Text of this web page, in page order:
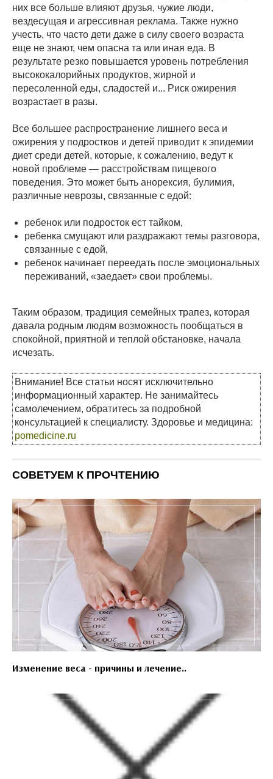
них все больше влияют друзья, чужие люди,
вездесущая и агрессивная реклама. Также нужно
учесть, что часто дети даже в силу своего возраста
еще не знают, чем опасна та или иная еда. В
результате резко повышается уровень потребления
высококалорийных продуктов, жирной и
пересоленной еды, сладостей и... Риск ожирения
возрастает в разы.
Все большее распространение лишнего веса и
ожирения у подростков и детей приводит к эпидемии
диет среди детей, которые, к сожалению, ведут к
новой проблеме — расстройствам пищевого
поведения. Это может быть анорексия, булимия,
различные неврозы, связанные с едой:
ребенок или подросток ест тайком,
ребенка смущают или раздражают темы разговора,
связанные с едой,
ребенок начинает переедать после эмоциональных
переживаний, «заедает» свои проблемы.
Таким образом, традиция семейных трапез, которая
давала родным людям возможность пообщаться в
спокойной, приятной и теплой обстановке, начала
исчезать.
Внимание! Все статьи носят исключительно
информационный характер. Не занимайтесь
самолечением, обратитесь за подробной
консультацией к специалисту. Здоровье и медицина:
pomedicine.ru
СОВЕТУЕМ К ПРОЧТЕНИЮ
Изменение веса - причины и лечение..